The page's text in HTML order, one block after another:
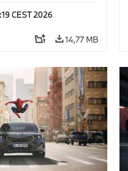
CEST 2026
14,77 MB